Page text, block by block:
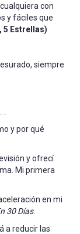
con
y fáciles que
5 Estrellas)
siempre
y por qué
y ofrecí
Mi primera
en mi
30 Días.
a reducir las